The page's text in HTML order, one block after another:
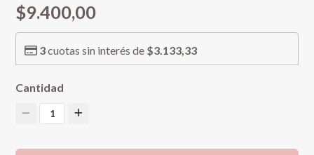
$9.400,00
3cuotas sin interés de $3.133,33
Cantidad
1